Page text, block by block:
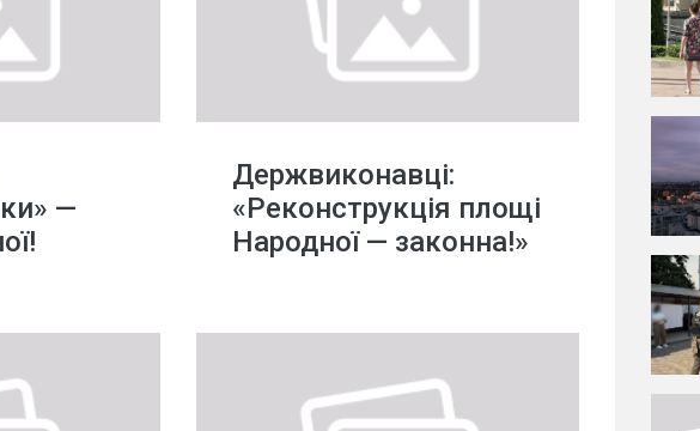
—
Держвиконавці:
«Реконструкція площі
Народної — законна!»